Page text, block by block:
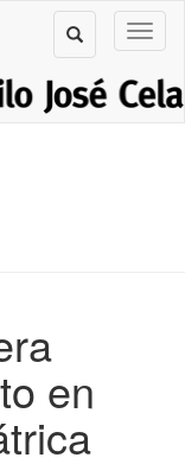
en